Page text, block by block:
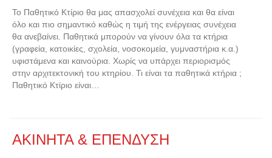
Το Παθητικό Κτίριο θα μας απασχολεί συνέχεια και θα είναι
όλο και πιο σημαντικό καθώς η τιμή της ενέργειας συνέχεια
θα ανεβαίνει. Παθητικά μπορούν να γίνουν όλα τα κτήρια
(γραφεία, κατοικίες, σχολεία, νοσοκομεία, γυμναστήρια κ.α.)
υφιστάμενα και καινούρια. Χωρίς να υπάρχει περιορισμός
στην αρχιτεκτονική του κτηρίου. Τι είναι τα παθητικά κτήρια ;
Παθητικό Κτίριο είναι…
ΑΚΙΝΗΤΑ & ΕΠΕΝΔΥΣΗ